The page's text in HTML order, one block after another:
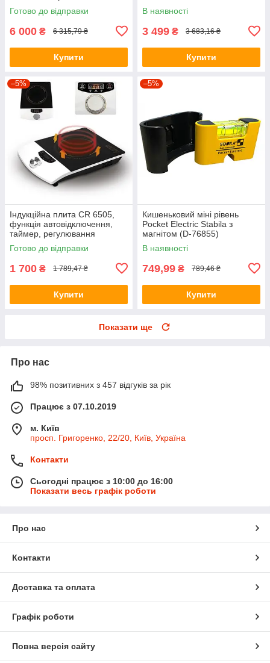
Готово до відправки
6 000 ₴ 6 315,79 ₴
Купити
В наявності
3 499 ₴ 3 683,16 ₴
Купити
–5%
Індукційна плита CR 6505,
функція автовідключення,
таймер, регулювання
температури
Готово до відправки
1 700 ₴ 1 789,47 ₴
Купити
–5%
Кишеньковий міні рівень
Pocket Electric Stabila з
магнітом (D-76855)
В наявності
749,99 ₴ 789,46 ₴
Купити
Показати ще
Про нас
98% позитивних з 457 відгуків за рік
Працює з 07.10.2019
м. Київ
просп. Григоренко, 22/20, Київ, Україна
Контакти
Сьогодні працює з 10:00 до 16:00
Показати весь графік роботи
Про нас
Контакти
Доставка та оплата
Графік роботи
Повна версія сайту